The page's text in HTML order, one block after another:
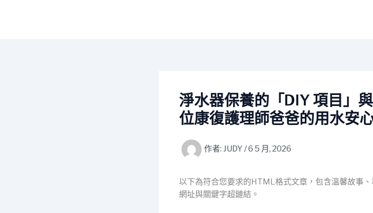
淨水器保養的「DIY 項目」
位康復護理師爸爸的用水安
作者: JUDY /6 5 月, 2026
以下為符合您要求的HTML格式文章，包含溫馨故事
網址與關鍵字超鏈結。